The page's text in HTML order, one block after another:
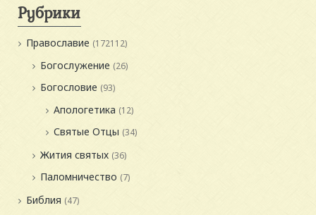
Рубрики
Православие (172112)
Богослужение (26)
Богословие (93)
Апологетика (12)
Святые Отцы (34)
Жития святых (36)
Паломничество (7)
Библия (47)